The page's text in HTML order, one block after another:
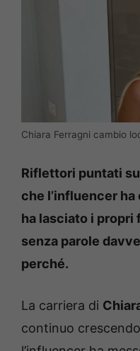
Chiara Ferragni cambio
Riflettori puntati
che l’influencer
ha lasciato i propri
senza parole
perché.
La carriera di
continuo